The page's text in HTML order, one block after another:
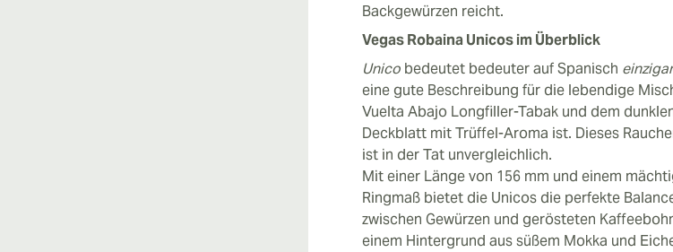
Backgewürzen reicht.
Vegas Robaina Unicos im Überblick
Unico bedeutet bedeuter auf Spanisch
eine gute Beschreibung für die lebendige
Vuelta Abajo Longfiller-Tabak und dem
Deckblatt mit Trüffel-Aroma ist. Dieses
ist in der Tat unvergleichlich.
Mit einer Länge von 156 mm und einem
Ringmaß bietet die Unicos die perfekte
zwischen Gewürzen und gerösteten
einem Hintergrund aus süßem Mokka und